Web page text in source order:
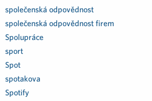
společenská odpovědnost
společenská odpovědnost firem
Spolupráce
sport
Spot
spotakova
Spotify